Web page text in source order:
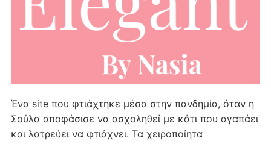
Ένα site που φτιάχτηκε μέσα στην πανδημία, όταν η
Σούλα αποφάσισε να ασχοληθεί με κάτι που αγαπάει
και λατρεύει να φτιάχνει. Τα χειροποίητα